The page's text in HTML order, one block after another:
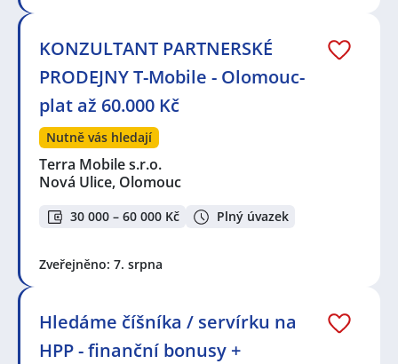
KONZULTANT PARTNERSKÉ
PRODEJNY T-Mobile - Olomouc-
plat až 60.000 Kč
Nutně vás hledají
Terra Mobile s.r.o.
Nová Ulice, Olomouc
30 000 – 60 000 Kč Plný úvazek
Zveřejněno: 7. srpna
Hledáme číšníka / servírku na
HPP - finanční bonusy +